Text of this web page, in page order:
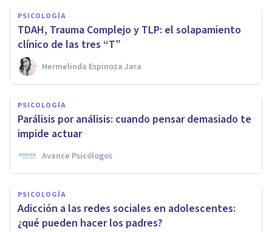
PSICOLOGÍA
TDAH, Trauma Complejo y TLP: el solapamiento
clínico de las tres “T”
Hermelinda Espinoza Jara
PSICOLOGÍA
Parálisis por análisis: cuando pensar demasiado te
impide actuar
Avance Psicólogos
PSICOLOGÍA
Adicción a las redes sociales en adolescentes:
¿qué pueden hacer los padres?